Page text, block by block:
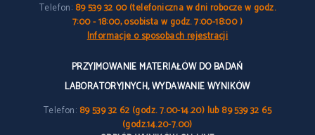
Telefon: 89 539 32 00 (telefoniczna w dni robocze w godz.
7:00 - 18:00, osobista w godz. 7:00-18:00 )
Informacje o sposobach rejestracji
PRZYJMOWANIE MATERIAŁÓW DO BADAŃ
LABORATORYJNYCH, WYDAWANIE WYNIKÓW
Telefon: 89 539 32 62 (godz. 7.00-14.20) lub 89 539 32 65
(godz.14.20-7.00)